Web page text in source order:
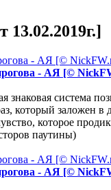
13.02.2019г.]
- АЯ [©
знаковая система
который заложен в
которое
паутины)
- АЯ [©